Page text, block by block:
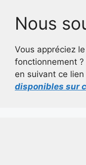
Nous
Vous appréciez
fonctionnement
en suivant ce lien
disponibles sur